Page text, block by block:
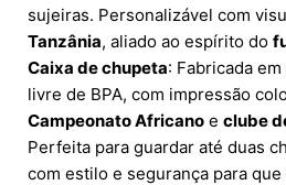
sujeiras. Personalizável com
Tanzânia, aliado ao espírito do
Caixa de chupeta: Fabricada
livre de BPA, com impressão
Campeonato Africano e clube
Perfeita para guardar até duas
com estilo e segurança para